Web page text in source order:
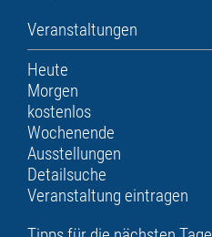
Veranstaltungen
Heute
Morgen
kostenlos
Wochenende
Ausstellungen
Detailsuche
Veranstaltung eintragen